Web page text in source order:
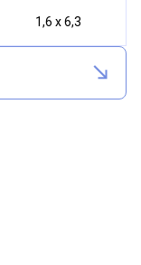
1,6 х 6,3